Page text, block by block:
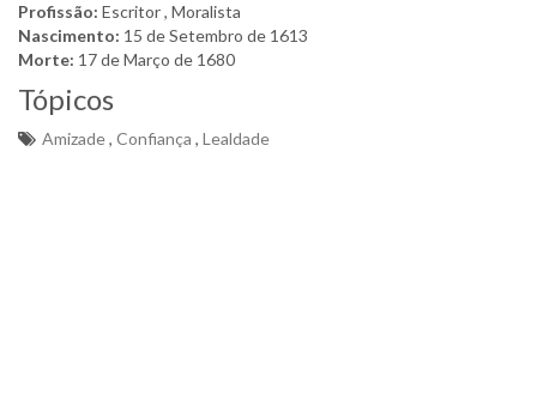
Profissão: Escritor , Moralista
Nascimento: 15 de Setembro de 1613
Morte: 17 de Março de 1680
Tópicos
Amizade, Confiança , Lealdade